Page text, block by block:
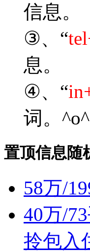
信息。
③、“
息。
④、“
词。^o^
置顶信息随
58万/
40万/
拎包入